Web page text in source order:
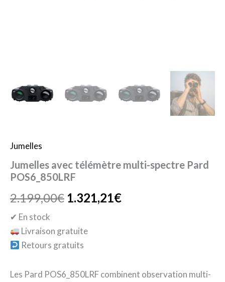
Jumelles
Jumelles avec télémètre multi-spectre Pard
POS6_850LRF
2.199,00€ 1.321,21€
✔ En stock
Livraison gratuite
Retours gratuits
Les Pard POS6_850LRF combinent observation multi-